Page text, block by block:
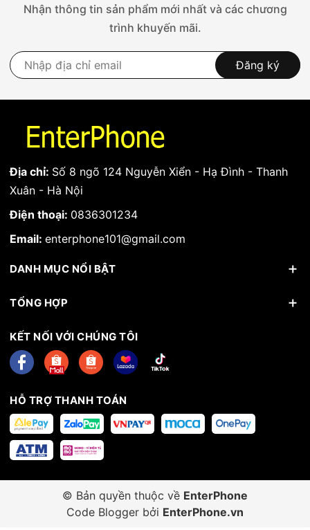
Nhận thông tin sản phẩm mới nhất và các chương
trình khuyến mãi.
Đăng ký
Địa chỉ: Số 8 ngõ 124 Nguyễn Xiển - Hạ Đình - Thanh
Xuân - Hà Nội
Điện thoại: 0836301234
Email: enterphone101@gmail.com
DANH MỤC NỔI BẬT
TỔNG HỢP
KẾT NỐI VỚI CHÚNG TÔI
HỖ TRỢ THANH TOÁN
© Bản quyền thuộc về EnterPhone
Code Blogger bởi EnterPhone.vn